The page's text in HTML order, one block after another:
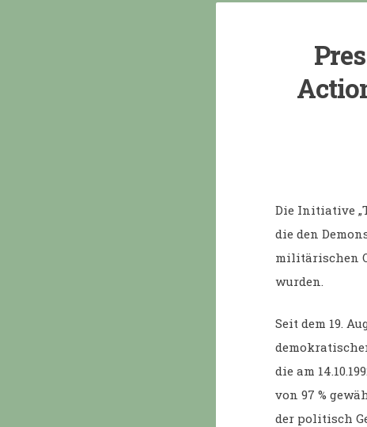
Die Initiative
die den
militärischen
wurden.
Seit dem 19.
die am
von 97 %
der politisch